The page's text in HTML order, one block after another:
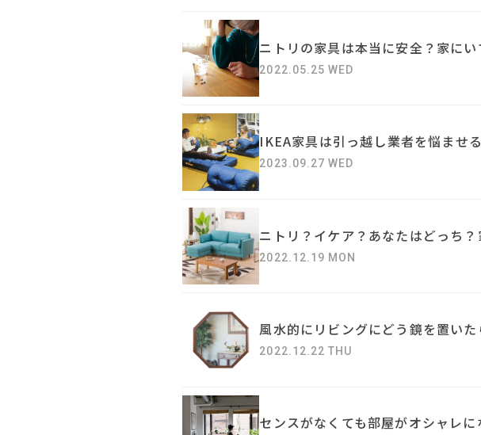
ニトリの家具は本当に安全？家に
2022.05.25 WED
IKEA家具は引っ越し業者を悩ませ
2023.09.27 WED
ニトリ？イケア？あなたはどっち
2022.12.19 MON
風水的にリビングにどう鏡を置い
2022.12.22 THU
センスがなくても部屋がオシャレ